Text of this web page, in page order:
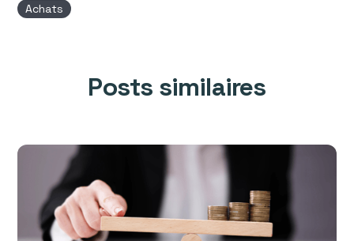
Achats
Posts similaires